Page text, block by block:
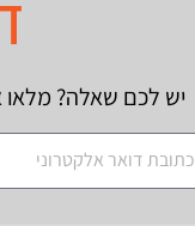
יש לכם שאלה? מלאו